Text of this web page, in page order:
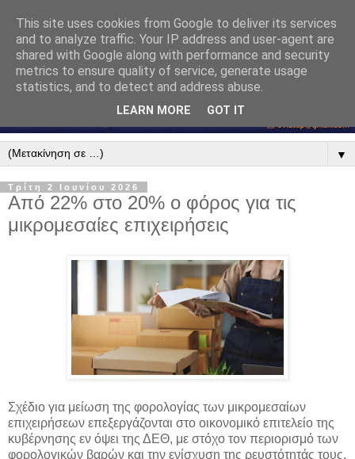
▼
Τρίτη 2 Ιουνίου 2026
Από 22% στο 20% ο φόρος για τις
μικρομεσαίες επιχειρήσεις
Σχέδιο για μείωση της φορολογίας των μικρομεσαίων
επιχειρήσεων επεξεργάζονται στο οικονομικό επιτελείο της
κυβέρνησης εν όψει της ΔΕΘ, με στόχο τον περιορισμό των
φορολογικών βαρών και την ενίσχυση της ρευστότητάς τους.
This site uses cookies from Google to deliver its services
and to analyze traffic. Your IP address and user-agent are
shared with Google along with performance and security
metrics to ensure quality of service, generate usage
statistics, and to detect and address abuse.
LEARN MORE GOT IT